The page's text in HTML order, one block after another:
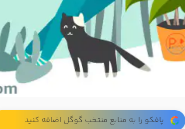
پافکو را به منابع منتخب گوگل اضافه کنید